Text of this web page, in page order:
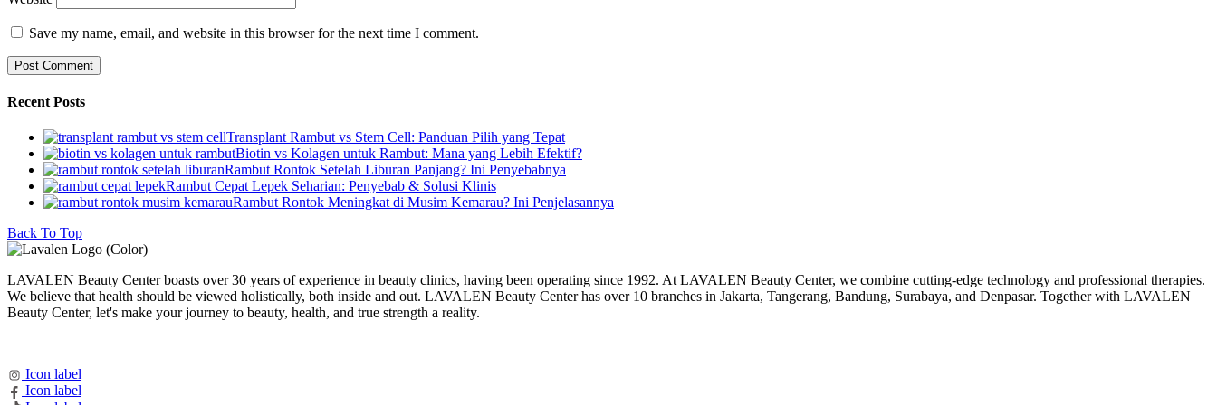
Save my name, email, and website in this browser for the next time I comment.
Recent Posts
Transplant Rambut vs Stem Cell: Panduan Pilih yang Tepat
Biotin vs Kolagen untuk Rambut: Mana yang Lebih Efektif?
Rambut Rontok Setelah Liburan Panjang? Ini Penyebabnya
Rambut Cepat Lepek Seharian: Penyebab & Solusi Klinis
Rambut Rontok Meningkat di Musim Kemarau? Ini Penjelasannya
Back To Top
LAVALEN Beauty Center boasts over 30 years of experience in beauty clinics, having been operating since 1992. At LAVALEN Beauty Center, we combine cutting-edge technology and professional therapies.
We believe that health should be viewed holistically, both inside and out. LAVALEN Beauty Center has over 10 branches in Jakarta, Tangerang, Bandung, Surabaya, and Denpasar. Together with LAVALEN
Beauty Center, let's make your journey to beauty, health, and true strength a reality.
Icon label
Icon label